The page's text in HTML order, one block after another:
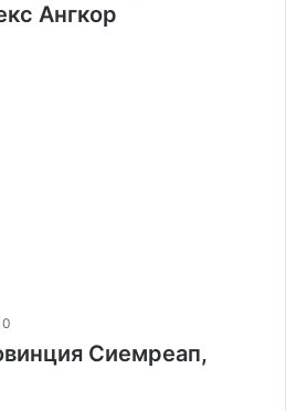
Ангкор
0
Сиемреап,